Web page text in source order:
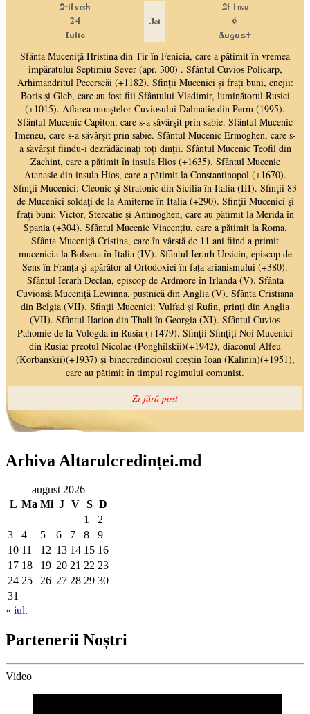
Arhiva Altarulcredinței.md
august 2026
L Ma Mi J V S D
1
2
3
4 5 6 7 8
9
10 11 12 13 14 15 16
17 18 19 20 21 22 23
24 25 26 27 28 29 30
31
« iul.
Partenerii Noștri
Video